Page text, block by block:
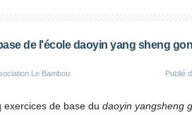
de l'école daoyin yang sheng
Le Bambou Publié
exercices de base du daoyin yangsheng